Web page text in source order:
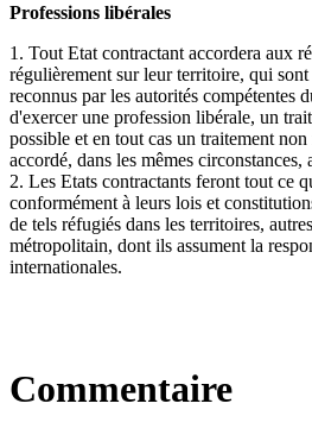
Professions libérales
1. Tout Etat contractant accordera aux
régulièrement sur leur territoire, qui
reconnus par les autorités compétentes
d'exercer une profession libérale, un
possible et en tout cas un traitement
accordé, dans les mêmes circonstances,
2. Les Etats contractants feront tout ce
conformément à leurs lois et
de tels réfugiés dans les territoires,
métropolitain, dont ils assument la
internationales.
Commentaire